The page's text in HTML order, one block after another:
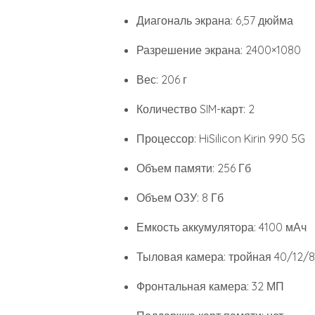
Диагональ экрана: 6,57 дюйма
Разрешение экрана: 2400×1080
Вес: 206 г
Количество SIM-карт: 2
Процессор: HiSilicon Kirin 990 5G
Объем памяти: 256 Гб
Объем ОЗУ: 8 Гб
Емкость аккумулятора: 4100 мАч
Тыловая камера: тройная 40/
Фронтальная камера: 32 МП